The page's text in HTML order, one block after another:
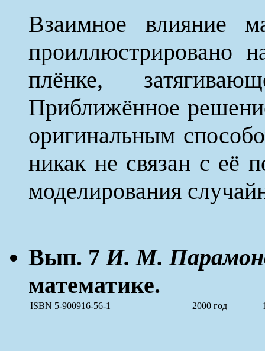
Взаимное влияние
проиллюстрировано
плёнке,
Приближённое
оригинальным
никак не связан с её
моделирования
Вып. 7 И. М.
математике.
ISBN 5-900916-56-1 2000 год